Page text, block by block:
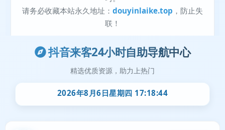
抖音来客24小时自助导航中心
精选优质资源，助力上热门
2026年8月6日星期四 17:18:45